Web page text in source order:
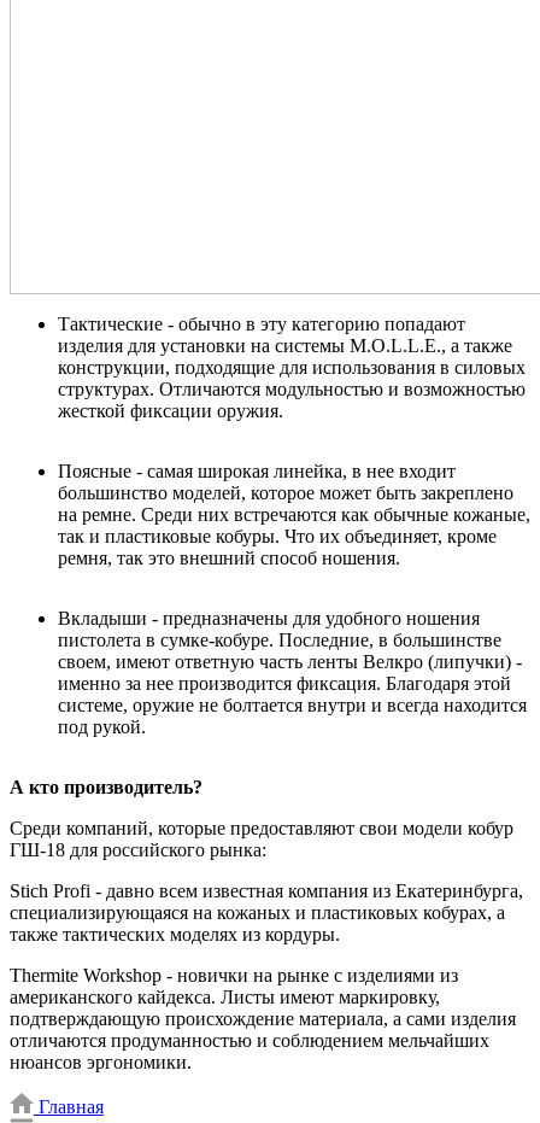
Тактические - обычно в эту категорию попадают
изделия для установки на системы M.O.L.L.E., а также
конструкции, подходящие для использования в силовых
структурах. Отличаются модульностью и возможностью
жесткой фиксации оружия.
Поясные - самая широкая линейка, в нее входит
большинство моделей, которое может быть закреплено
на ремне. Среди них встречаются как обычные кожаные,
так и пластиковые кобуры. Что их объединяет, кроме
ремня, так это внешний способ ношения.
Вкладыши - предназначены для удобного ношения
пистолета в сумке-кобуре. Последние, в большинстве
своем, имеют ответную часть ленты Велкро (липучки) -
именно за нее производится фиксация. Благодаря этой
системе, оружие не болтается внутри и всегда находится
под рукой.
А кто производитель?
Среди компаний, которые предоставляют свои модели кобур
ГШ-18 для российского рынка:
Stich Profi - давно всем известная компания из Екатеринбурга,
специализирующаяся на кожаных и пластиковых кобурах, а
также тактических моделях из кордуры.
Thermite Workshop - новички на рынке с изделиями из
американского кайдекса. Листы имеют маркировку,
подтверждающую происхождение материала, а сами изделия
отличаются продуманностью и соблюдением мельчайших
нюансов эргономики.
Главная